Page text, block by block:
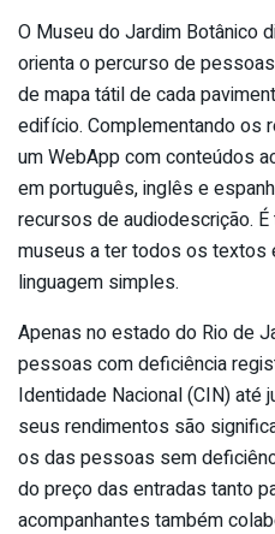
O Museu do Jardim Botânico
orienta o percurso de
de mapa tátil de cada
edifício. Complementando os
um WebApp com conteúdos
em português, inglês e
recursos de audiodescrição.
museus a ter todos os textos
linguagem simples.
Apenas no estado do Rio de
pessoas com deficiência
Identidade Nacional (CIN) até
seus rendimentos são
os das pessoas sem
do preço das entradas tanto
acompanhantes também